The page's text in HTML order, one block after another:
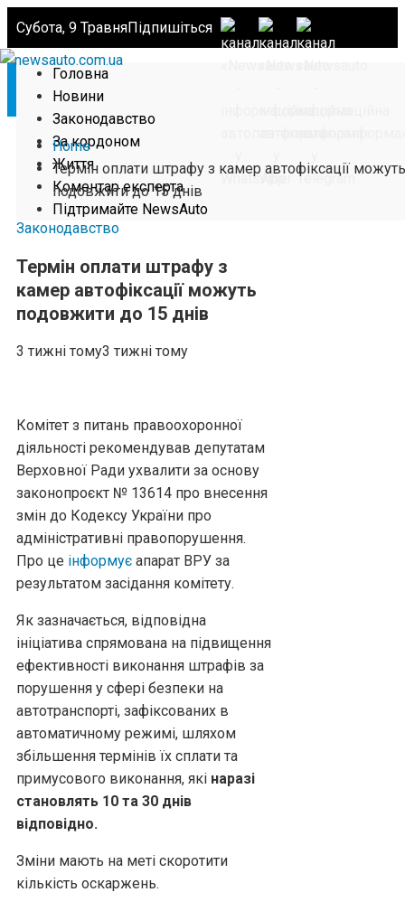
Субота, 9 ТравняПідпишіться
Головна
Новини
Законодавство
За кордоном
Життя
Коментар експерта
Підтримайте NewsAuto
Home
Термін оплати штрафу з камер автофіксації можуть
подовжити до 15 днів
Законодавство
Термін оплати штрафу з
камер автофіксації можуть
подовжити до 15 днів
3 тижні тому3 тижні тому
Комітет з питань правоохоронної
діяльності рекомендував депутатам
Верховної Ради ухвалити за основу
законопроєкт № 13614 про внесення
змін до Кодексу України про
адміністративні правопорушення.
Про це інформує апарат ВРУ за
результатом засідання комітету.
Як зазначається, відповідна
ініціатива спрямована на підвищення
ефективності виконання штрафів за
порушення у сфері безпеки на
автотранспорті, зафіксованих в
автоматичному режимі, шляхом
збільшення термінів їх сплати та
примусового виконання, які наразі
становлять 10 та 30 днів
відповідно.
Зміни мають на меті скоротити
кількість оскаржень.